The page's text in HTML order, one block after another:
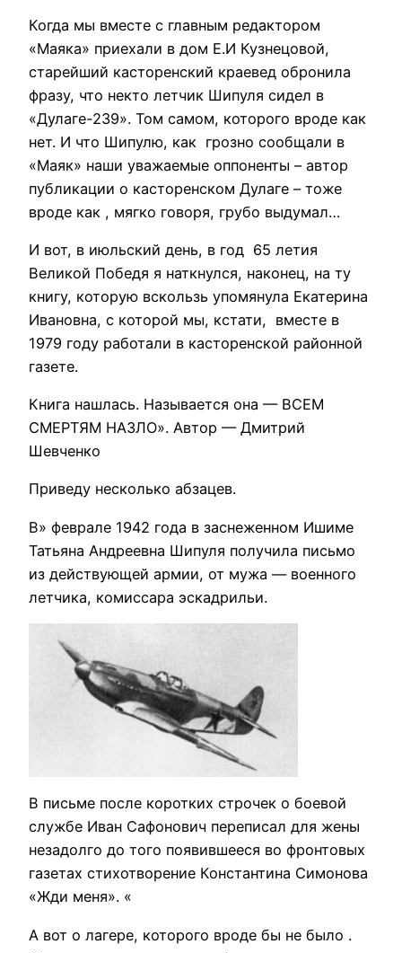
Когда мы вместе с главным редактором
«Маяка» приехали в дом Е.И Кузнецовой,
старейший касторенский краевед обронила
фразу, что некто летчик Шипуля сидел в
«Дулаге-239». Том самом, которого вроде как
нет. И что Шипулю, как грозно сообщали в
«Маяк» наши уважаемые оппоненты – автор
публикации о касторенском Дулаге – тоже
вроде как , мягко говоря, грубо выдумал…
И вот, в июльский день, в год 65 летия
Великой Победя я наткнулся, наконец, на ту
книгу, которую вскользь упомянула Екатерина
Ивановна, с которой мы, кстати, вместе в
1979 году работали в касторенской районной
газете.
Книга нашлась. Называется она — ВСЕМ
СМЕРТЯМ НАЗЛО». Автор — Дмитрий
Шевченко
Приведу несколько абзацев.
В» феврале 1942 года в заснеженном Ишиме
Татьяна Андреевна Шипуля получила письмо
из действующей армии, от мужа — военного
летчика, комиссара эскадрильи.
В письме после коротких строчек о боевой
службе Иван Сафонович переписал для жены
незадолго до того появившееся во фронтовых
газетах стихотворение Константина Симонова
«Жди меня». «
А вот о лагере, которого вроде бы не было .